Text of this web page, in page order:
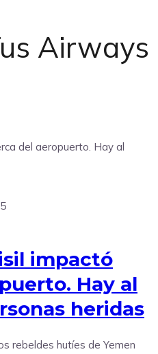
Airways
impactó
Hay al
heridas
rebeldes hutíes de Yemen